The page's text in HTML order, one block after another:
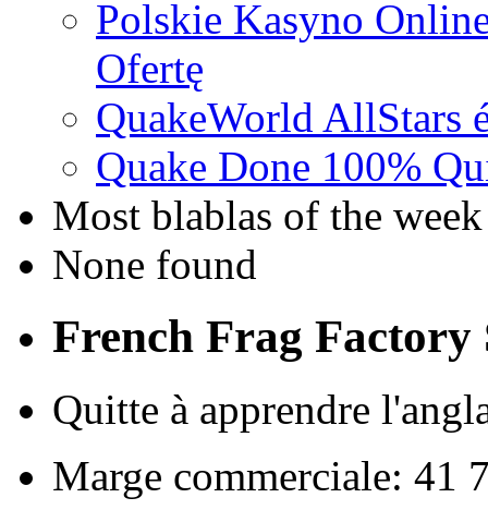
Polskie Kasyno
Ofertę
QuakeWorld AllStars
Quake Done 100%
Most blablas of the week
None found
French Frag Factory
Quitte à apprendre
Marge commerciale: 41